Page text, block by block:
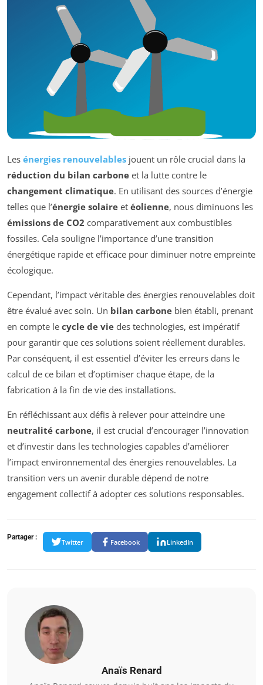
Les énergies renouvelables jouent un rôle crucial dans la
réduction du bilan carbone et la lutte contre le
changement climatique. En utilisant des sources d’énergie
telles que l’énergie solaire et éolienne, nous diminuons les
émissions de CO2 comparativement aux combustibles
fossiles. Cela souligne l’importance d’une transition
énergétique rapide et efficace pour diminuer notre empreinte
écologique.
Cependant, l’impact véritable des énergies renouvelables doit
être évalué avec soin. Un bilan carbone bien établi, prenant
en compte le cycle de vie des technologies, est impératif
pour garantir que ces solutions soient réellement durables.
Par conséquent, il est essentiel d’éviter les erreurs dans le
calcul de ce bilan et d’optimiser chaque étape, de la
fabrication à la fin de vie des installations.
En réfléchissant aux défis à relever pour atteindre une
neutralité carbone, il est crucial d’encourager l’innovation
et d’investir dans les technologies capables d’améliorer
l’impact environnemental des énergies renouvelables. La
transition vers un avenir durable dépend de notre
engagement collectif à adopter ces solutions responsables.
Partager :
Twitter Facebook LinkedIn
Anaïs Renard